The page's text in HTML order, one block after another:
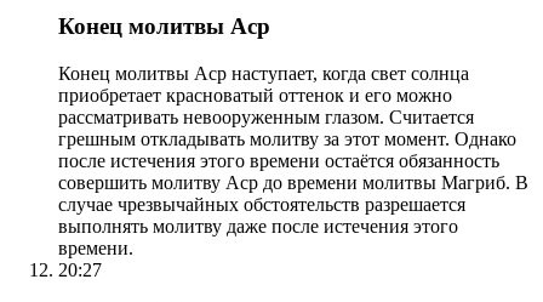
Конец молитвы Аср
Конец молитвы Аср наступает, когда свет солнца
приобретает красноватый оттенок и его можно
рассматривать невооруженным глазом. Считается
грешным откладывать молитву за этот момент. Однако
после истечения этого времени остаётся обязанность
совершить молитву Аср до времени молитвы Магриб. В
случае чрезвычайных обстоятельств разрешается
выполнять молитву даже после истечения этого
времени.
20:27